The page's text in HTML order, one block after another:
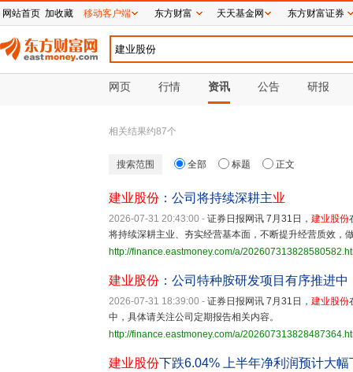
网页 行情 资讯 公告 研报
相关结果约87个
搜索范围 全部 标题 正文
建业股份 ：公司将持续深耕主业
2026-07-31 20:43:00 - 证券日报网讯 7月31日， 建业股份
将持续深耕主业、夯实经营基本面，不断提升经营质效，
http://finance.eastmoney.com/a/
建业股份 ：公司特种胺研发项目有序推进中
2026-07-31 18:39:00 - 证券日报网讯 7月31日， 建业股份
中，具体请关注公司定期报告相关内容。
http://finance.eastmoney.com/a/
建业股份下跌6.04% 上半年净利润预计大幅
网站首页 加收藏 移动客户端 东方财富 天天基金网 东方财富证券